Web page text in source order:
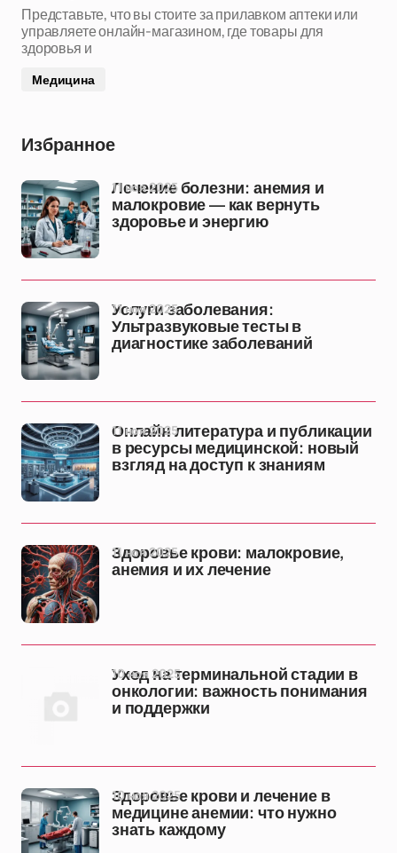
Представьте, что вы стоите за прилавком аптеки или
управляете онлайн-магазином, где товары для
здоровья и
Медицина
Избранное
Лечение болезни: анемия и
малокровие — как вернуть
здоровье и энергию
11 ноя 2025
Услуги заболевания:
Ультразвуковые тесты в
диагностике заболеваний
11 ноя 2025
Онлайн литература и публикации
в ресурсы медицинской: новый
взгляд на доступ к знаниям
11 ноя 2025
Здоровье крови: малокровие,
анемия и их лечение
11 ноя 2025
Уход на терминальной стадии в
онкологии: важность понимания
и поддержки
10 ноя 2025
Здоровье крови и лечение в
медицине анемии: что нужно
знать каждому
10 ноя 2025